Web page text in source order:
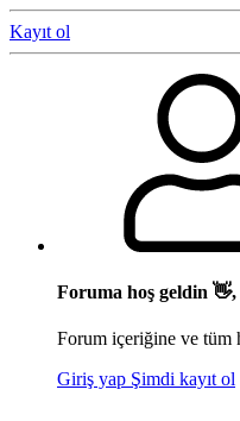
Kayıt ol
Foruma hoş geldin
Forum içeriğine ve tüm
Giriş yap Şimdi kayıt ol